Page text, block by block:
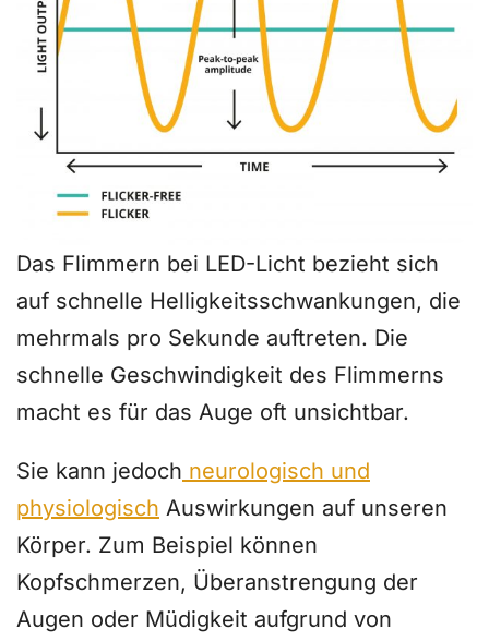
Das Flimmern bei LED-Licht bezieht sich
auf schnelle Helligkeitsschwankungen, die
mehrmals pro Sekunde auftreten. Die
schnelle Geschwindigkeit des Flimmerns
macht es für das Auge oft unsichtbar.
Sie kann jedoch neurologisch und
physiologisch Auswirkungen auf unseren
Körper. Zum Beispiel können
Kopfschmerzen, Überanstrengung der
Augen oder Müdigkeit aufgrund von